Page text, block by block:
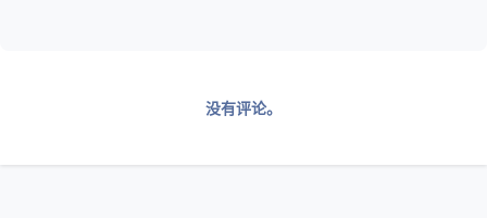
没有评论。